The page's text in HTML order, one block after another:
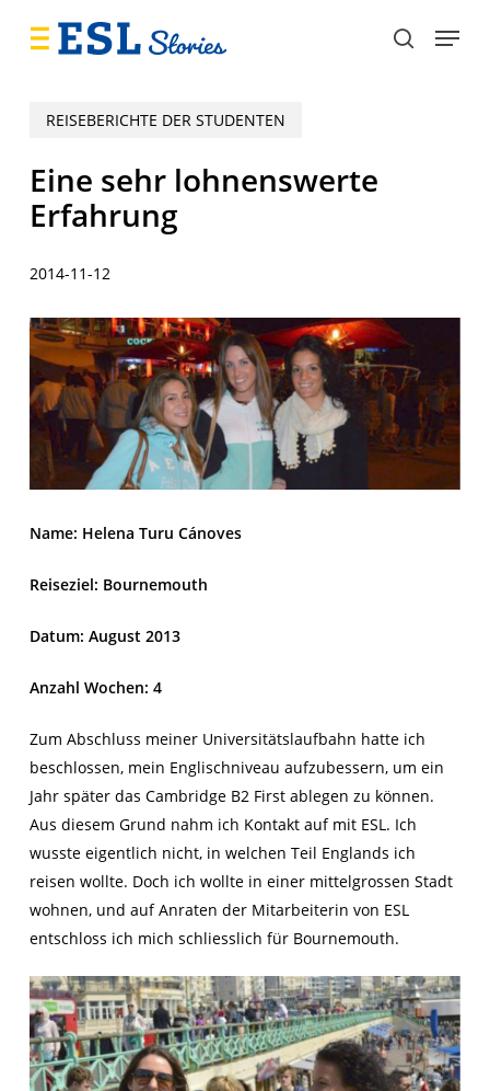
search
Menu
REISEBERICHTE DER STUDENTEN
Eine sehr lohnenswerte
Erfahrung
2014-11-12
Name: Helena Turu Cánoves
Reiseziel: Bournemouth
Datum: August 2013
Anzahl Wochen: 4
Zum Abschluss meiner Universitätslaufbahn hatte ich
beschlossen, mein Englischniveau aufzubessern, um ein
Jahr später das Cambridge B2 First ablegen zu können.
Aus diesem Grund nahm ich Kontakt auf mit ESL. Ich
wusste eigentlich nicht, in welchen Teil Englands ich
reisen wollte. Doch ich wollte in einer mittelgrossen Stadt
wohnen, und auf Anraten der Mitarbeiterin von ESL
entschloss ich mich schliesslich für Bournemouth.